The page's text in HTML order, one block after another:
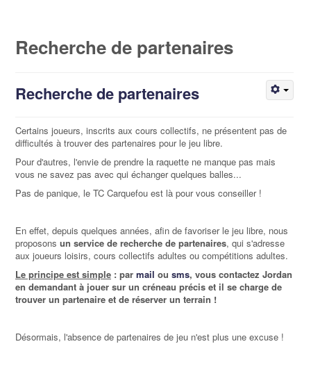
Recherche de partenaires
Recherche de partenaires
Certains joueurs, inscrits aux cours collectifs, ne présentent pas de
difficultés à trouver des partenaires pour le jeu libre.
Pour d'autres, l'envie de prendre la raquette ne manque pas mais
vous ne savez pas avec qui échanger quelques balles...
Pas de panique, le TC Carquefou est là pour vous conseiller !
En effet, depuis quelques années, afin de favoriser le jeu libre, nous
proposons un service de recherche de partenaires, qui s'adresse
aux joueurs loisirs, cours collectifs adultes ou compétitions adultes.
Le principe est simple : par mail ou sms, vous contactez Jordan
en demandant à jouer sur un créneau précis et il se charge de
trouver un partenaire et de réserver un terrain !
Désormais, l'absence de partenaires de jeu n'est plus une excuse !